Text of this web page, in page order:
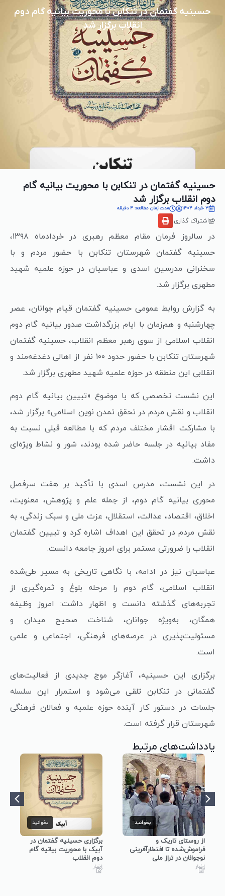
حسینیه گفتمان در تنکابن با محوریت بیانیه گام دوم
انقلاب برگزار شد
حسینیه گفتمان در تنکابن با محوریت بیانیه گام
دوم انقلاب برگزار شد
3 خرداد 1404 مدت زمان مطالعه: 4 دقیقه
اشتراک گذاری
در سالروز فرمان مقام معظم رهبری در خردادماه ۱۳۹۸،
حسینیه گفتمان شهرستان تنکابن با حضور مردم و با
سخنرانی مدرسین اسدی و عباسیان در حوزه علمیه شهید
مطهری برگزار شد.
به گزارش روابط عمومی حسینیه گفتمان قیام جوانان، عصر
چهارشنبه و هم‌زمان با ایام بزرگداشت صدور بیانیه گام دوم
انقلاب اسلامی از سوی رهبر معظم انقلاب، حسینیه گفتمان
شهرستان تنکابن با حضور حدود ۱۰۰ نفر از اهالی دغدغه‌مند و
انقلابی این منطقه در حوزه علمیه شهید مطهری برگزار شد.
این نشست تخصصی که با موضوع «تبیین بیانیه گام دوم
انقلاب و نقش مردم در تحقق تمدن نوین اسلامی» برگزار شد،
با مشارکت اقشار مختلف مردم که با مطالعه قبلی نسبت به
مفاد بیانیه در جلسه حاضر شده بودند، شور و نشاط ویژه‌ای
داشت.
در این نشست، مدرس اسدی با تأکید بر هفت سرفصل
محوری بیانیه گام دوم، از جمله علم و پژوهش، معنویت،
اخلاق، اقتصاد، عدالت، استقلال، عزت ملی و سبک زندگی، به
نقش مردم در تحقق این اهداف اشاره کرد و تبیین گفتمان
انقلاب را ضرورتی مستمر برای امروز جامعه دانست.
عباسیان نیز در ادامه، با نگاهی تاریخی به مسیر طی‌شده
انقلاب اسلامی، گام دوم را مرحله بلوغ و ثمره‌گیری از
تجربه‌های گذشته دانست و اظهار داشت: امروز وظیفه
همگان، به‌ویژه جوانان، شناخت صحیح میدان و
مسئولیت‌پذیری در عرصه‌های فرهنگی، اجتماعی و علمی
است.
برگزاری این حسینیه، آغازگر موج جدیدی از فعالیت‌های
گفتمانی در تنکابن تلقی می‌شود و استمرار این سلسله
جلسات در دستور کار آینده حوزه علمیه و فعالان فرهنگی
شهرستان قرار گرفته است.
یادداشت‌های مرتبط
بخوانید
از روستای تاریک و
فراموش‌شده تا افتخارآفرینی
نوجوانان در تراز ملی
اخبار
بخوانید
برگزاری حسینیه گفتمان در
آبیک با محوریت بیانیه گام
دوم انقلاب
اخبار